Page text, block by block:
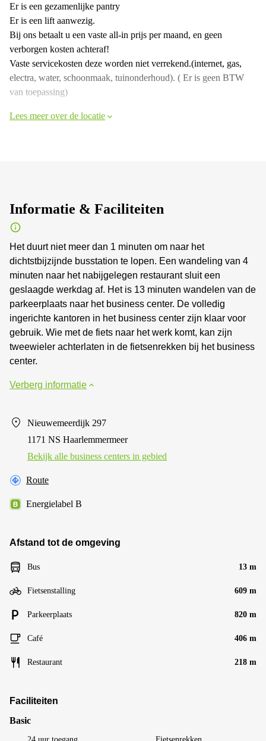
Er is een gezamenlijke pantry
Er is een lift aanwezig.
Bij ons betaalt u een vaste all-in prijs per maand, en geen
verborgen kosten achteraf!
Vaste servicekosten deze worden niet verrekend.(internet, gas,
electra, water, schoonmaak, tuinonderhoud). ( Er is geen BTW
van toepassing)
Lees meer over de locatie
Informatie & Faciliteiten
Het duurt niet meer dan 1 minuten om naar het
dichtstbijzijnde busstation te lopen. Een wandeling van 4
minuten naar het nabijgelegen restaurant sluit een
geslaagde werkdag af. Het is 13 minuten wandelen van de
parkeerplaats naar het business center. De volledig
ingerichte kantoren in het business center zijn klaar voor
gebruik. Wie met de fiets naar het werk komt, kan zijn
tweewieler achterlaten in de fietsenrekken bij het business
center.
Verberg informatie
Nieuwemeerdijk 297
1171 NS Haarlemmermeer
Bekijk alle business centers in gebied
Route
Energielabel B
Afstand tot de omgeving
Bus 13 m
Fietsenstalling 609 m
Parkeerplaats 820 m
Café 406 m
Restaurant 218 m
Faciliteiten
Basic